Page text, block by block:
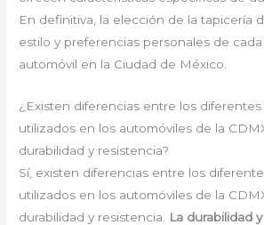
En definitiva, la elección de la tapicería
estilo y preferencias personales de
automóvil en la Ciudad de México.
¿Existen diferencias entre los
utilizados en los automóviles de la
durabilidad y resistencia?
Sí, existen diferencias entre los
utilizados en los automóviles de la
durabilidad y resistencia.
La durabilidad